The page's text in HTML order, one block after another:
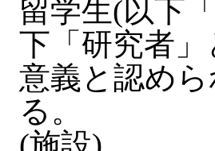
留学生(以下
下「研究者
意義と認め
る。